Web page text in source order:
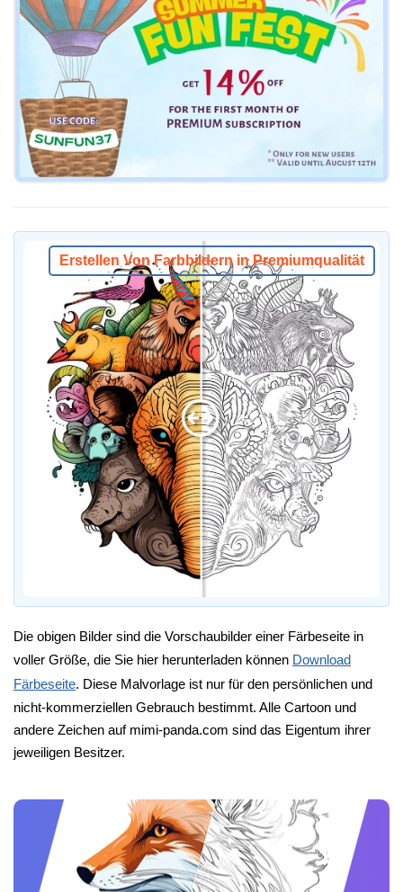
Erstellen Von Farbbildern in Premiumqualität
Die obigen Bilder sind die Vorschaubilder einer Färbeseite in
voller Größe, die Sie hier herunterladen können Download
Färbeseite. Diese Malvorlage ist nur für den persönlichen und
nicht-kommerziellen Gebrauch bestimmt. Alle Cartoon und
andere Zeichen auf mimi-panda.com sind das Eigentum ihrer
jeweiligen Besitzer.